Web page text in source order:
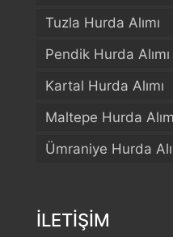
Tuzla Hurda Alımı
Pendik Hurda Alımı
Kartal Hurda Alımı
Maltepe Hurda
Ümraniye Hurda
İLETİŞİM